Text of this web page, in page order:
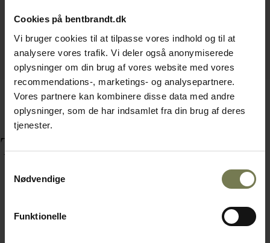
Cookies på bentbrandt.dk
Vi bruger cookies til at tilpasse vores indhold og til at
analysere vores trafik. Vi deler også anonymiserede
oplysninger om din brug af vores website med vores
recommendations-, marketings- og analysepartnere.
Vores partnere kan kombinere disse data med andre
oplysninger, som de har indsamlet fra din brug af deres
tjenester.
Nødvendige
Funktionelle
Tilbehør